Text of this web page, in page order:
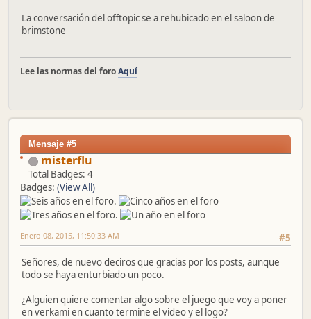
La conversación del offtopic se a rehubicado en el saloon de
brimstone
Lee las normas del foroAquí
Mensaje #5
misterflu
Total Badges: 4
Badges: (View All)
#5
Enero 08, 2015, 11:50:33 AM
Señores, de nuevo deciros que gracias por los posts, aunque
todo se haya enturbiado un poco.
¿Alguien quiere comentar algo sobre el juego que voy a poner
en verkami en cuanto termine el video y el logo?